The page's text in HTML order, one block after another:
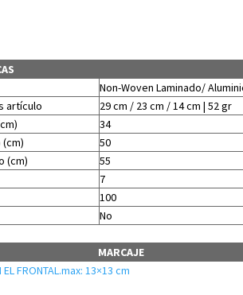
Non-Woven Laminado/
artículo
29 cm / 23 cm / 14 cm | 52 gr
34
50
(cm)
55
7
100
No
MARCAJE
EL FRONTAL.max: 13×13 cm